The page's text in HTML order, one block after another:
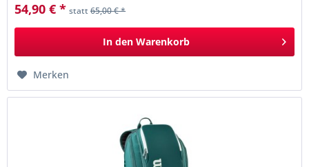
54,90 € * statt65,00 € *
In den Warenkorb
Merken